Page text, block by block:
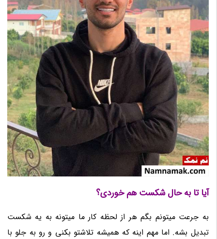
آیا تا به حال شکست هم خوردی؟
به جرعت میتونم بگم هر از لحظه کار ما میتونه به یه شکست
تبدیل بشه. اما مهم اینه که همیشه تلاشتو بکنی و رو به جلو با